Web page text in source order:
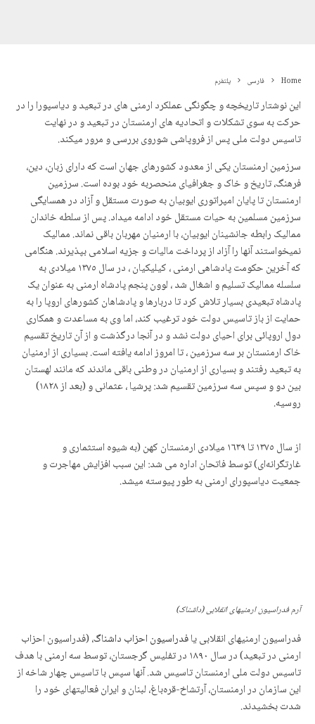
Home فارسی پلتفرم
این نوشتار تاریخچه و چگونگی عملکرد ارمنی های در تبعید و دیاسپورا را در
حرکت به سوی تشکلات و اتحادیە های ارمنستان در تبعید و در نهایت
تاسیس دولت ملی پس از فروپاشی شوروی بررسی و مرور میکند.
سرزمین ارمنستان یکی از معدود کشورهای جهان است که دارای زبان، دین،
فرهنگ، تاریخ و خاک و جغرافیای منحصربە خود بوده است. سرزمین
ارمنستان تا پایان امپراتوری ایوبیان بە صورت مستقل و آزاد در همسایگی
سرزمین مسلمین به حیات مستقل خود ادامه میداد. پس از سلطه خاندان
ممالیک رابطه جانشینان ایوبیان، با ارمنیان مهربان باقی نماند. ممالیک
نمیخواستند آنها را آزاد از پرداخت مالیات و جزیه اسلامی بپذیرند. هنگامی
که آخرین حکومت پادشاهی ارمنی ، کیلیکیان ، در سال ١٣٧٥ میلادی به
سلسله ممالیک تسلیم و اشغال شد ، لوون پنجم پادشاه ارمنی به عنوان یک
پادشاه تبعیدی بسیار تلاش کرد تا دربارها و پادشاهان کشورهای اروپا را به
حمایت از باز تاسیس دولت خود ترغیب کند، اما وی به مساعدت و همکاری
دول اروپائی برای احیای دولت نشد و در آنجا درگذشت و از آن تاریخ تقسیم
خاک ارمنستان بر سه سرزمین ، تا امروز ادامه یافته است. بسیاری از ارمنیان
به تبعید رفتند و بسیاری از ارمنیان در وطنی باقی ماندند که مانند لهستان
بین دو و سپس سه سرزمین تقسیم شد: پرشیا ، عثمانی و (بعد از ۱٨۲٨)
روسیه.
از سال ‌۱۳۷٥ تا ۱٦۳۹ میلادی ارمنستان کهن (به شیوه استثماری و
غارتگرانەای) توسط فاتحان اداره می شد: این سبب افزایش مهاجرت و
جمعیت دیاسپورای ارمنی به طور پیوسته میشد.
آرم فدراسیون ارمنیهای انقلابی (داشناک)
فدراسیون ارمنیهای انقلابی یافدراسیون احزاب داشناگ، (فدراسیون احزاب
ارمنی در تبعید) در سال ۱٨۹۰ در تفلیس گرجستان، توسط سە ارمنی با هدف
تاسیس دولت ملی ارمنستان تاسیس شد. آنها سپس با تاسیس چهار شاخه از
این سازمان در ارمنستان، آرتشاخ-قرەباغ، لبنان و ایران فعالیتهای خود را
شدت بخشیدند.